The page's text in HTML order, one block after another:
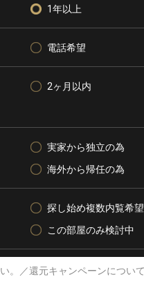
1年以上
電話希望
2ヶ月以内
実家から独立の為
海外から帰任の為
探し始め複数内覧希望
この部屋のみ検討中